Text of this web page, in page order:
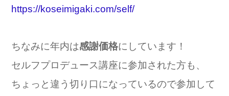
https://koseimigaki.com/self/
ちなみに年内は感謝価格にしています！
セルフプロデュース講座に参加された方も、
ちょっと違う切り口になっているので参加して